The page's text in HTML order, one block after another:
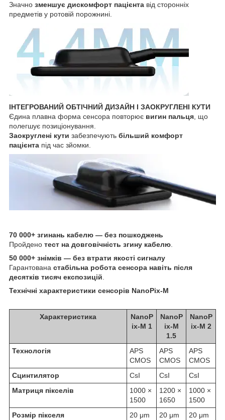
Значно зменшує дискомфорт пацієнта від сторонніх
предметів у ротовій порожнині.
ІНТЕГРОВАНИЙ ОБТІЧНИЙ ДИЗАЙН І ЗАОКРУГЛЕНІ КУТИ
Єдина плавна форма сенсора повторює вигин пальця , що
полегшує позиціонування.
Заокруглені кути забезпечують більший комфорт
пацієнта під час зйомки.
70 000+ згинань кабелю — без пошкоджень
Пройдено тест на довговічність згину кабелю
50 000+ знімків — без втрати якості сигналу
Гарантована стабільна робота сенсора навіть після
десятків тисяч експозицій
Технічні характеристики сенсорів NanoPix-M
Характеристика
NanoP
ix-M 1
NanoP
ix-M
1.5
NanoP
ix-M 2
Технологія
APS
CMOS
APS
CMOS
APS
CMOS
Сцинтилятор
CsI CsI
CsI
Матриця пікселів
1000 ×
1500
1200 ×
1650
1000 ×
1500
Розмір пікселя
20 μm 20 μm
20 μm